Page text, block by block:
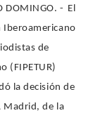
DOMINGO. - El
Iberoamericano
de
(FIPETUR)
la decisión de
Madrid, de la